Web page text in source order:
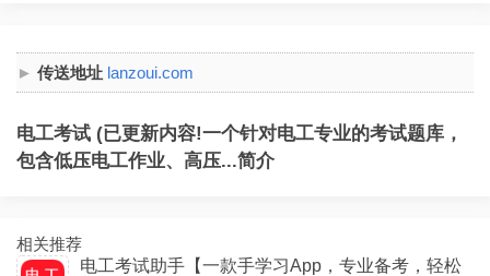
传送地址 lanzoui.com
电工考试 (已更新内容!一个针对电工专业的考试题库，
包含低压电工作业、高压...简介
相关推荐
电工考试助手【一款手学习App，专业备考，轻松